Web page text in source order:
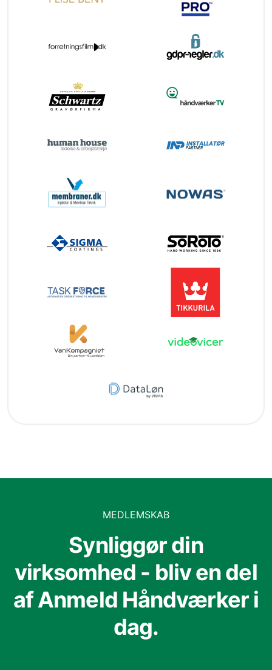
MEDLEMSKAB
Synliggør din
virksomhed - bliv en del
af Anmeld Håndværker i
dag.